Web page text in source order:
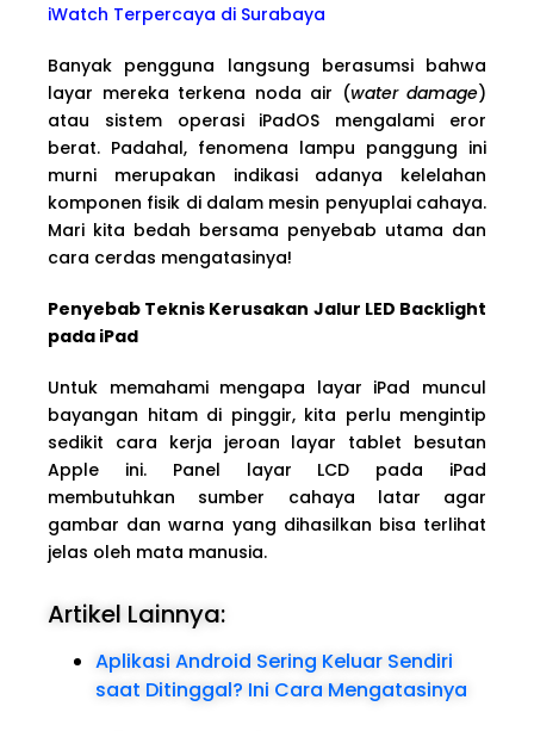
iWatch Terpercaya di Surabaya
Banyak pengguna langsung berasumsi bahwa
layar mereka terkena noda air (water damage)
atau sistem operasi iPadOS mengalami eror
berat. Padahal, fenomena lampu panggung ini
murni merupakan indikasi adanya kelelahan
komponen fisik di dalam mesin penyuplai cahaya.
Mari kita bedah bersama penyebab utama dan
cara cerdas mengatasinya!
Penyebab Teknis Kerusakan Jalur LED Backlight
pada iPad
Untuk memahami mengapa layar iPad muncul
bayangan hitam di pinggir, kita perlu mengintip
sedikit cara kerja jeroan layar tablet besutan
Apple ini. Panel layar LCD pada iPad
membutuhkan sumber cahaya latar agar
gambar dan warna yang dihasilkan bisa terlihat
jelas oleh mata manusia.
Artikel Lainnya:
Aplikasi Android Sering Keluar Sendiri
saat Ditinggal? Ini Cara Mengatasinya